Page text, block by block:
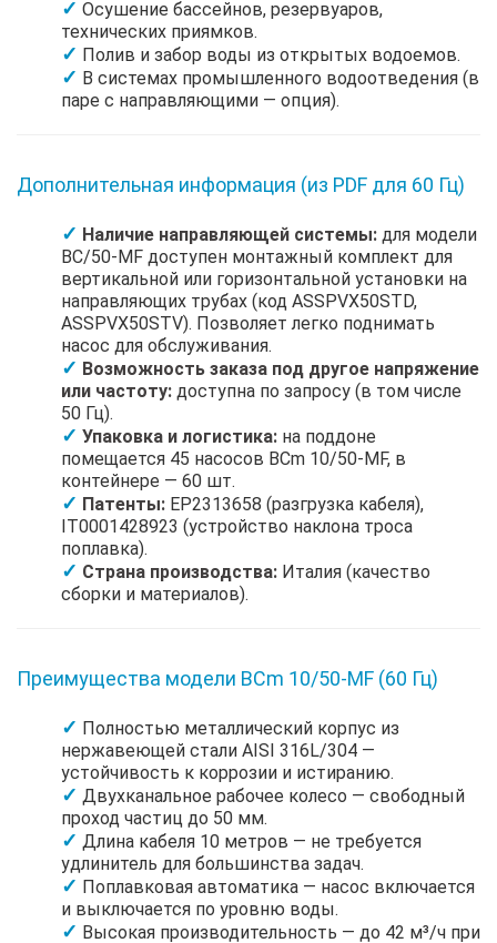
Осушение бассейнов, резервуаров,
технических приямков.
Полив и забор воды из открытых водоемов.
В системах промышленного водоотведения (в
паре с направляющими — опция).
Дополнительная информация (из PDF для 60 Гц)
Наличие направляющей системы: для модели
BC/50-MF доступен монтажный комплект для
вертикальной или горизонтальной установки на
направляющих трубах (код ASSPVX50STD,
ASSPVX50STV). Позволяет легко поднимать
насос для обслуживания.
Возможность заказа под другое напряжение
или частоту: доступна по запросу (в том числе
50 Гц).
Упаковка и логистика: на поддоне
помещается 45 насосов BCm 10/50-MF, в
контейнере — 60 шт.
Патенты: EP2313658 (разгрузка кабеля),
IT0001428923 (устройство наклона троса
поплавка).
Страна производства: Италия (качество
сборки и материалов).
Преимущества модели BCm 10/50-MF (60 Гц)
Полностью металлический корпус из
нержавеющей стали AISI 316L/304 —
устойчивость к коррозии и истиранию.
Двухканальное рабочее колесо — свободный
проход частиц до 50 мм.
Длина кабеля 10 метров — не требуется
удлинитель для большинства задач.
Поплавковая автоматика — насос включается
и выключается по уровню воды.
Высокая производительность — до 42 м³/ч при